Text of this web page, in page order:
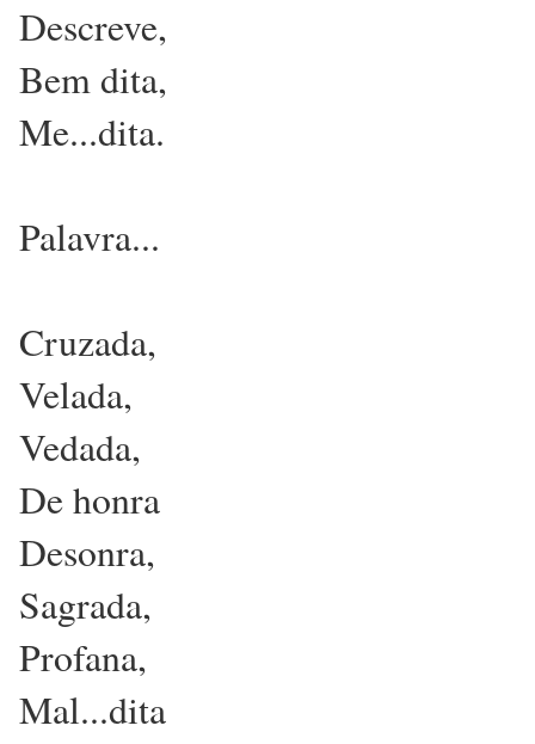
Descreve,
Bem dita,
Me...dita.
Palavra...
Cruzada,
Velada,
Vedada,
De honra
Desonra,
Sagrada,
Profana,
Mal...dita